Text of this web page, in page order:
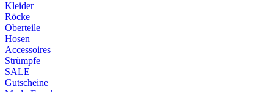
Kleider
Röcke
Oberteile
Hosen
Accessoires
Strümpfe
SALE
Gutscheine